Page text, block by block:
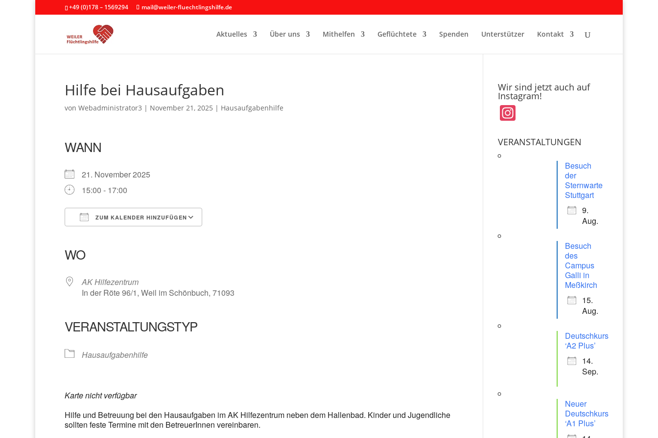
+49 (0)178 – 1569294 mail@weiler-fluechtlingshilfe.de
Aktuelles Über uns Mithelfen Geflüchtete Spenden Unterstützer Kontakt
Hilfe bei Hausaufgaben
von Webadministrator3 | November 21, 2025 | Hausaufgabenhilfe
WANN
21. November 2025
15:00 - 17:00
ZUM KALENDER HINZUFÜGEN
WO
AK Hilfezentrum
In der Röte 96/1, Weil im Schönbuch, 71093
VERANSTALTUNGSTYP
Hausaufgabenhilfe
Karte nicht verfügbar
Hilfe und Betreuung bei den Hausaufgaben im AK Hilfezentrum neben dem Hallenbad. Kinder und Jugendliche
sollten feste Termine mit den BetreuerInnen vereinbaren.
Wir sind jetzt auch auf
Instagram!
In
a
VERANSTALTUNGEN
Besuch
der
Sternwarte
Stuttgart
9.
Aug.
Besuch
des
Campus
Galli in
Meßkirch
15.
Aug.
Deutschkurs
‘A2 Plus’
14.
Sep.
Neuer
Deutschkurs
‘A1 Plus’